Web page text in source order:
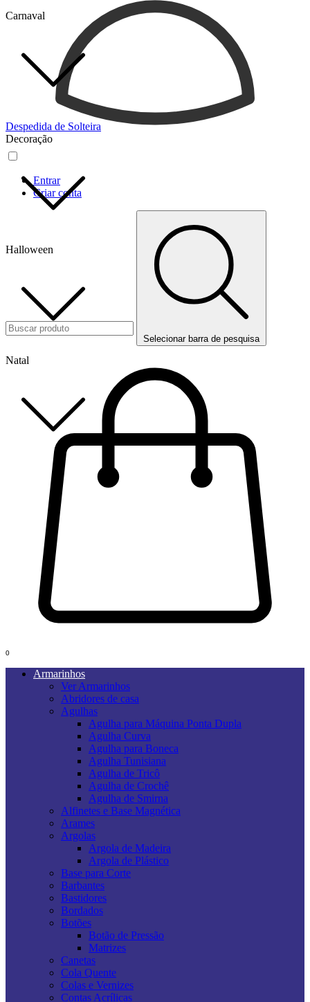
Carnaval
Despedida de Solteira
Decoração
Halloween
Natal
Entrar
Criar conta
Selecionar barra de pesquisa
0
Armarinhos
Ver Armarinhos
Abridores de casa
Agulhas
Agulha para Máquina Ponta Dupla
Agulha Curva
Agulha para Boneca
Agulha Tunisiana
Agulha de Tricô
Agulha de Crochê
Agulha de Smirna
Alfinetes e Base Magnética
Arames
Argolas
Argola de Madeira
Argola de Plástico
Base para Corte
Barbantes
Bastidores
Bordados
Botões
Botão de Pressão
Matrizes
Canetas
Cola Quente
Colas e Vernizes
Contas Acrílicas